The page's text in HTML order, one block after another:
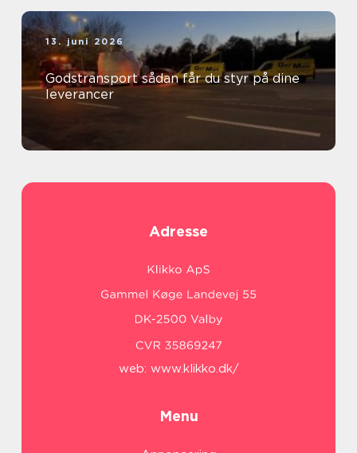
13. juni 2026
Godstransport sådan får du styr på dine
leverancer
Adresse
web: www.klikko.dk/
Menu